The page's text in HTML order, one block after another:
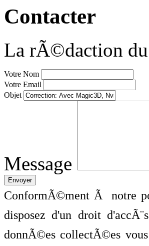
Contacter
La rÃ©daction
Votre Nom
Votre Email
Objet
Message
ConformÃ©ment Ã notre
disposez d'un droit
donnÃ©es collectÃ©es